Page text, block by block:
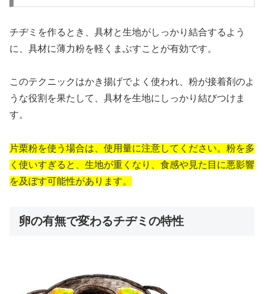
チヂミを作るとき、具材と生地がしっかり結合するよう
に、具材に薄力粉を軽くまぶすことが有効です。
このテクニックはかき揚げでよく使われ、粉が接着剤のよ
うな役割を果たして、具材を生地にしっかり結びつけま
す。
片栗粉を使う場合は、使用量に注意してください。粉を多
く使いすぎると、生地が重くなり、食感や見た目に悪影響
を及ぼす可能性があります。
卵の有無で変わるチヂミの特性